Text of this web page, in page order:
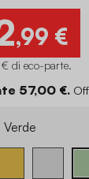
,99 €
€ di eco-parte.
57,00 €.
Verde